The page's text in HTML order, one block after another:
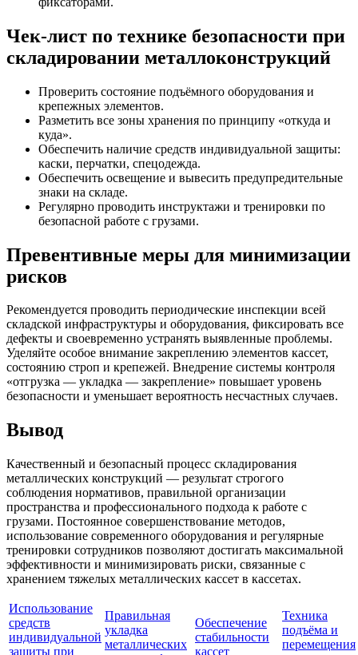
Чек-лист по технике безопасности при
складировании металлоконструкций
Проверить состояние подъёмного оборудования и
крепежных элементов.
Разметить все зоны хранения по принципу «откуда и
куда».
Обеспечить наличие средств индивидуальной защиты:
каски, перчатки, спецодежда.
Обеспечить освещение и вывесить предупредительные
знаки на складе.
Регулярно проводить инструктажи и тренировки по
безопасной работе с грузами.
Превентивные меры для минимизации
рисков
Рекомендуется проводить периодические инспекции всей
складской инфраструктуры и оборудования, фиксировать все
дефекты и своевременно устранять выявленные проблемы.
Уделяйте особое внимание закреплению элементов кассет,
состоянию строп и крепежей. Внедрение системы контроля
«отгрузка — укладка — закрепление» повышает уровень
безопасности и уменьшает вероятность несчастных случаев.
Вывод
Качественный и безопасный процесс складирования
металлических конструкций — результат строгого
соблюдения нормативов, правильной организации
пространства и профессионального подхода к работе с
грузами. Постоянное совершенствование методов,
использование современного оборудования и регулярные
тренировки сотрудников позволяют достигать максимальной
эффективности и минимизировать риски, связанные с
хранением тяжелых металлических кассет в кассетах.
Использование
средств
индивидуальной
защиты при
Правильная
укладка
металлических
Обеспечение
стабильности
кассет
Техника
подъёма и
перемещения